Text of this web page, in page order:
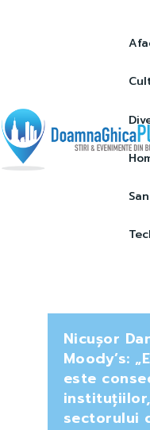
Nicușor
Moody’s:
este
sectorului